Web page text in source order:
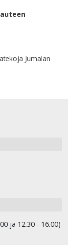
Jumalan
ja 12.30 - 16.00)